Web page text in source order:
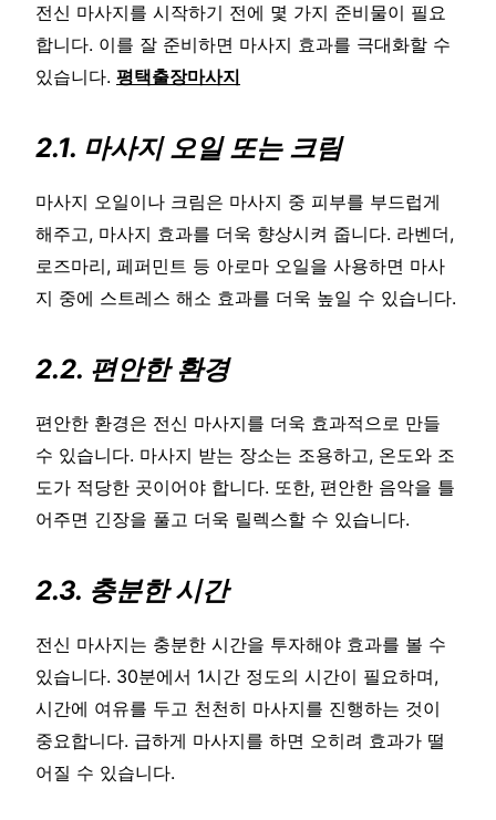
전신 마사지를 시작하기 전에 몇 가지 준비물이 필요
합니다. 이를 잘 준비하면 마사지 효과를 극대화할 수
있습니다. 평택출장마사지
2.1. 마사지 오일 또는 크림
마사지 오일이나 크림은 마사지 중 피부를 부드럽게
해주고, 마사지 효과를 더욱 향상시켜 줍니다. 라벤더,
로즈마리, 페퍼민트 등 아로마 오일을 사용하면 마사
지 중에 스트레스 해소 효과를 더욱 높일 수 있습니다.
2.2. 편안한 환경
편안한 환경은 전신 마사지를 더욱 효과적으로 만들
수 있습니다. 마사지 받는 장소는 조용하고, 온도와 조
도가 적당한 곳이어야 합니다. 또한, 편안한 음악을 틀
어주면 긴장을 풀고 더욱 릴렉스할 수 있습니다.
2.3. 충분한 시간
전신 마사지는 충분한 시간을 투자해야 효과를 볼 수
있습니다. 30분에서 1시간 정도의 시간이 필요하며,
시간에 여유를 두고 천천히 마사지를 진행하는 것이
중요합니다. 급하게 마사지를 하면 오히려 효과가 떨
어질 수 있습니다.